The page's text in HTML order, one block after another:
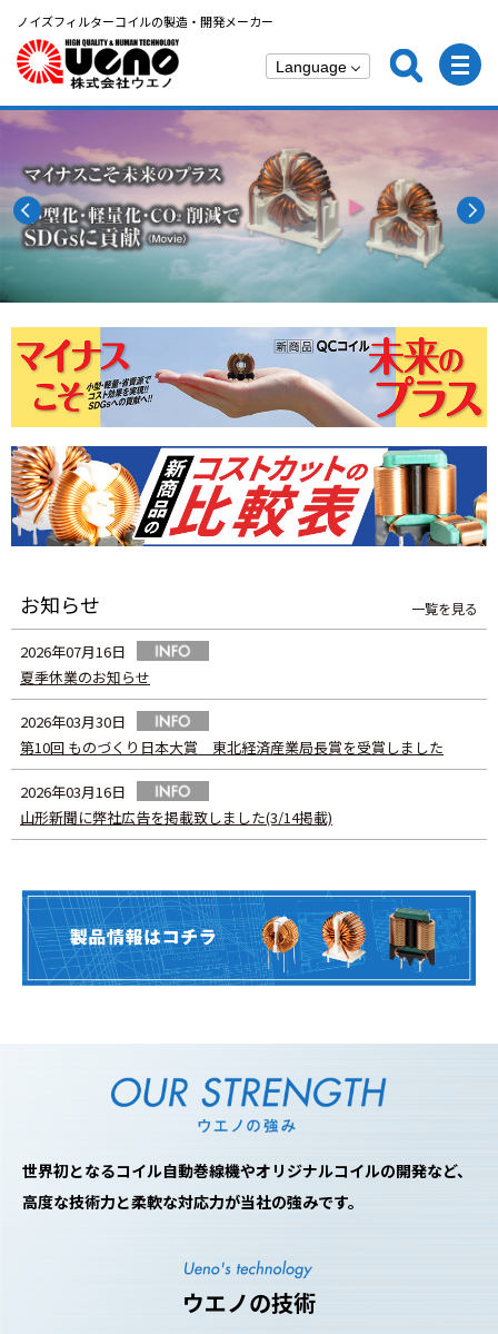
ノイズフィルターコイルの製造・開発メーカー
お知らせ 一覧を見る
2026年07月16日
夏季休業のお知らせ
2026年03月30日
第10回 ものづくり日本大賞 東北経済産業局長賞を受賞しました
2026年03月16日
山形新聞に弊社広告を掲載致しました(3/14掲載)
世界初となるコイル自動巻線機やオリジナルコイルの開発など、
高度な技術力と柔軟な対応力が当社の強みです。
ウエノの技術